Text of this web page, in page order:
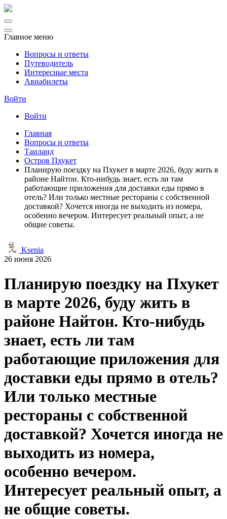
Главное меню
Вопросы и ответы
Путеводитель
Интересные места
Авиабилеты
Войти
Войти
Главная
Вопросы и ответы
Таиланд
Остров Пхукет
Планирую поездку на Пхукет в марте 2026, буду жить в
районе Найтон. Кто-нибудь знает, есть ли там
работающие приложения для доставки еды прямо в
отель? Или только местные рестораны с собственной
доставкой? Хочется иногда не выходить из номера,
особенно вечером. Интересует реальный опыт, а не
общие советы.
Ksenia
26 июня 2026
Планирую поездку на Пхукет
в марте 2026, буду жить в
районе Найтон. Кто-нибудь
знает, есть ли там
работающие приложения для
доставки еды прямо в отель?
Или только местные
рестораны с собственной
доставкой? Хочется иногда не
выходить из номера,
особенно вечером.
Интересует реальный опыт, а
не общие советы.